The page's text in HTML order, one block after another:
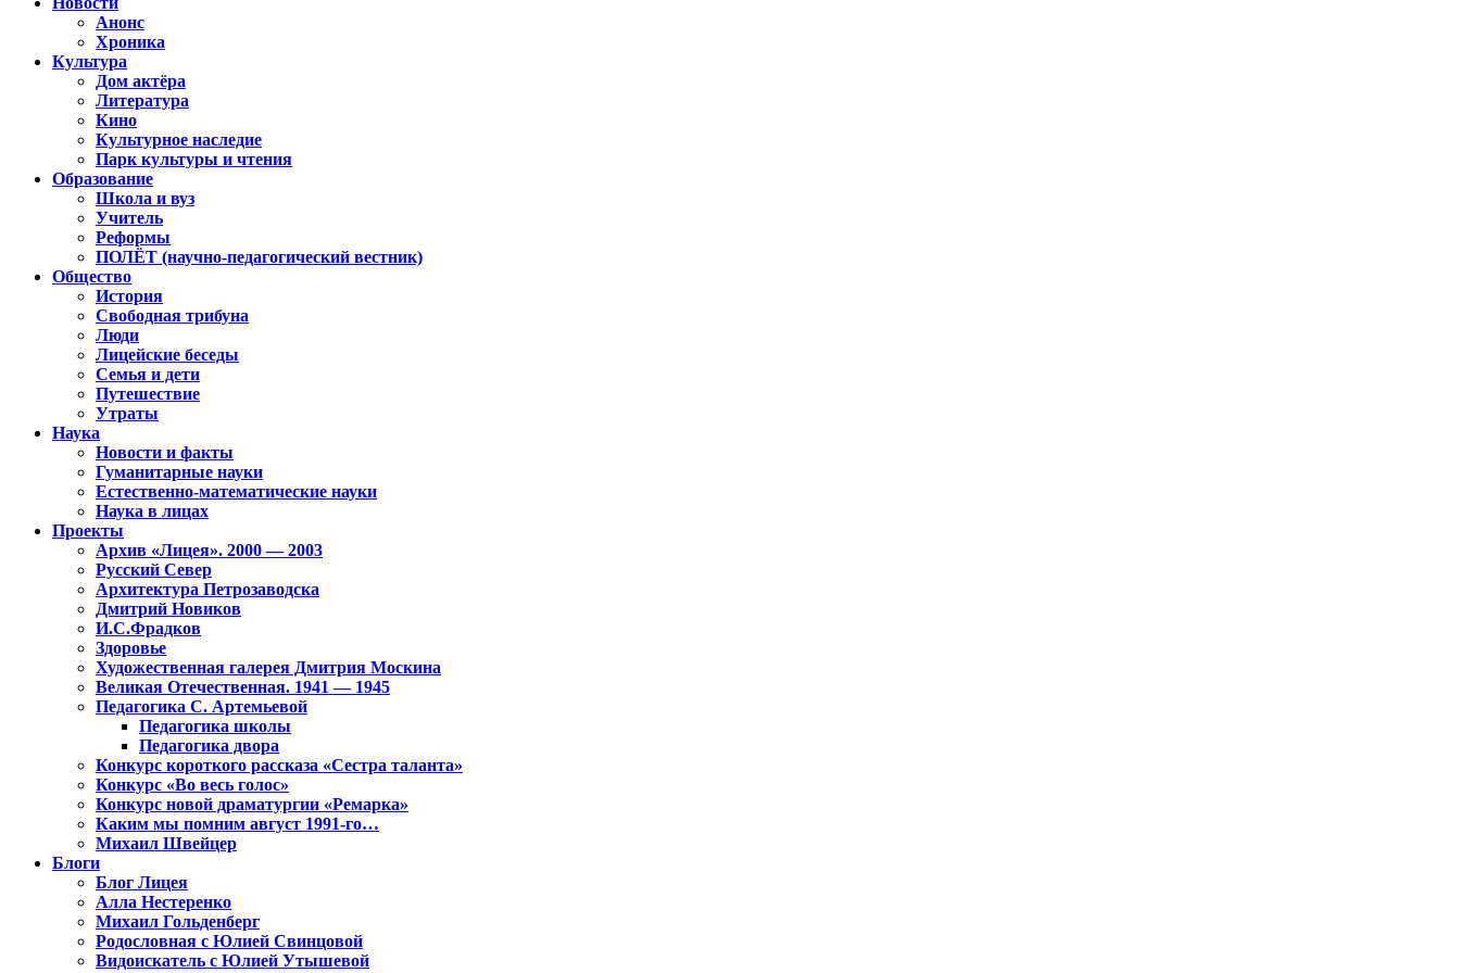
Анонс
Хроника
Культура
Дом актёра
Литература
Кино
Культурное наследие
Парк культуры и чтения
Образование
Школа и вуз
Учитель
Реформы
ПОЛЁТ (научно-педагогический вестник)
Общество
История
Свободная трибуна
Люди
Лицейские беседы
Семья и дети
Путешествие
Утраты
Наука
Новости и факты
Гуманитарные науки
Естественно-математические науки
Наука в лицах
Проекты
Архив «Лицея». 2000 — 2003
Русский Север
Архитектура Петрозаводска
Дмитрий Новиков
И.С.Фрадков
Здоровье
Художественная галерея Дмитрия Москина
Великая Отечественная. 1941 — 1945
Педагогика С. Артемьевой
Педагогика школы
Педагогика двора
Конкурс короткого рассказа «Сестра таланта»
Конкурс «Во весь голос»
Конкурс новой драматургии «Ремарка»
Каким мы помним август 1991-го…
Михаил Швейцер
Блоги
Блог Лицея
Алла Нестеренко
Михаил Гольденберг
Родословная с Юлией Свинцовой
Видоискатель с Юлией Утышевой